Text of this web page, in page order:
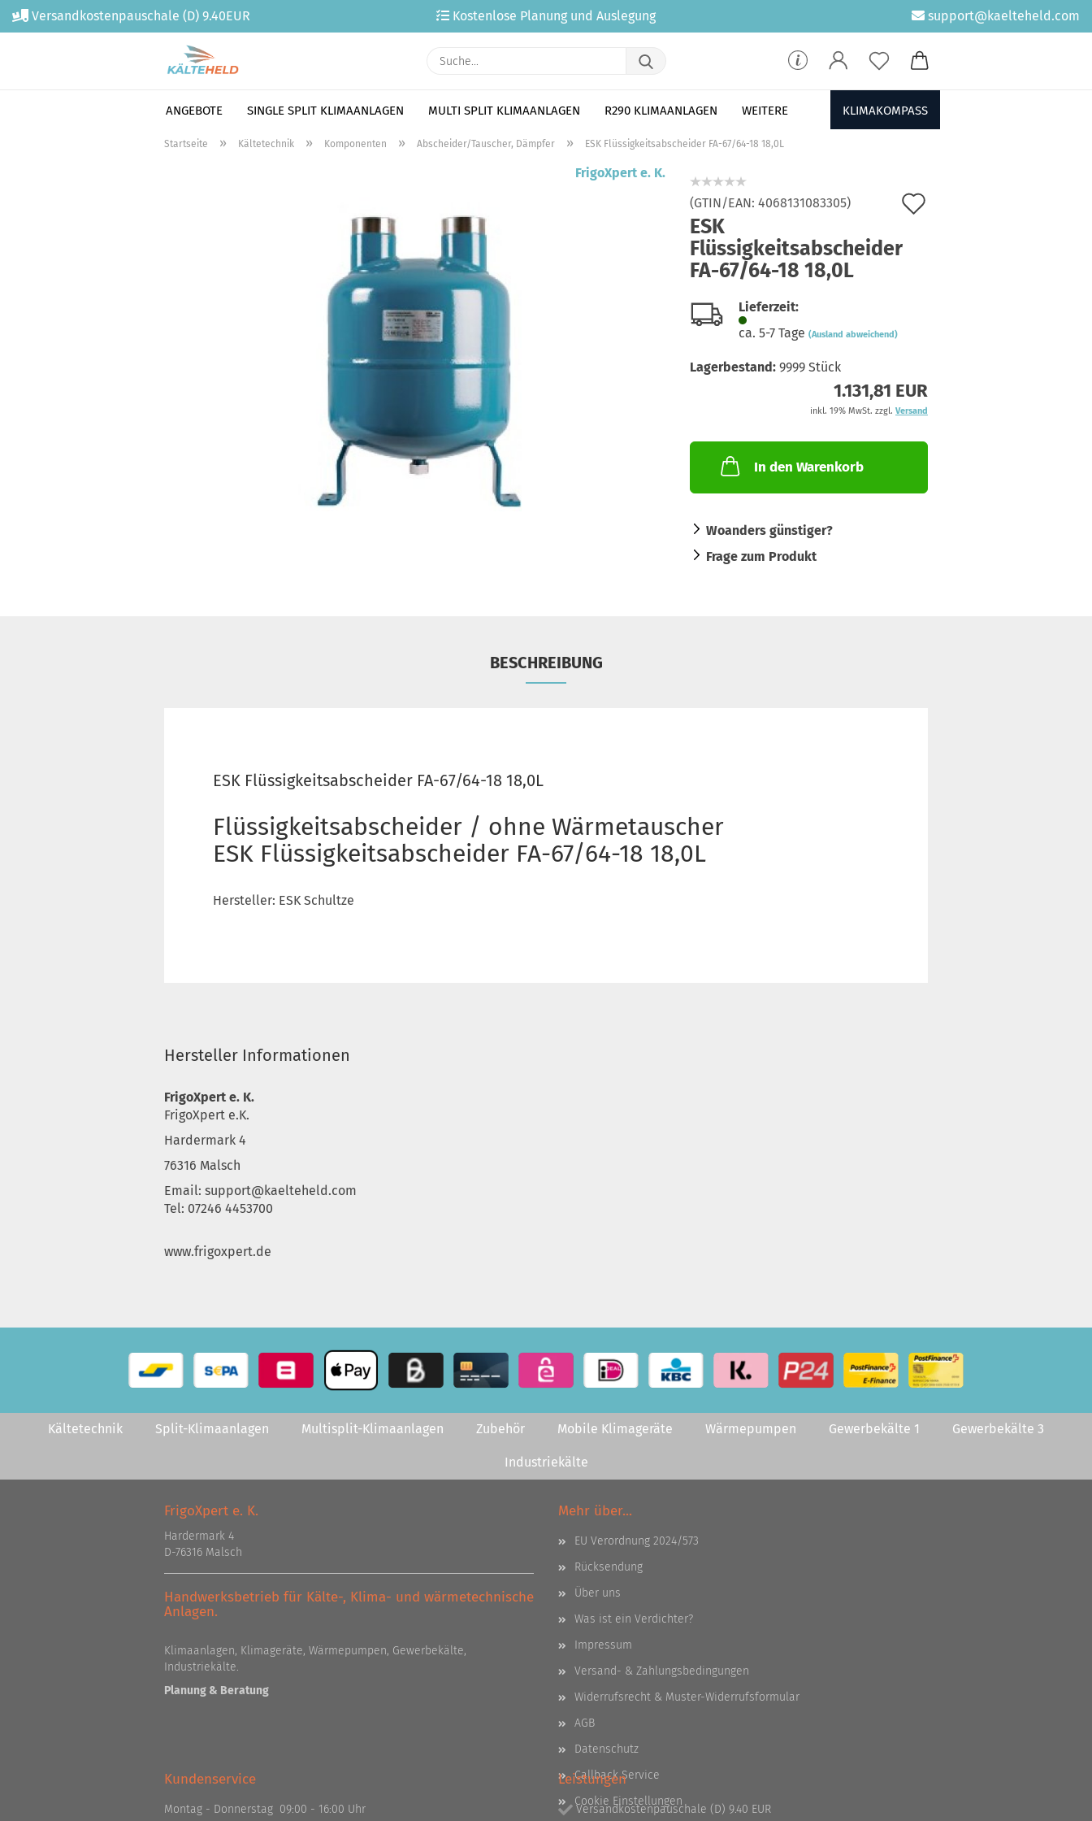
Versandkostenpauschale (D) 9.40EUR Kostenlose Planung und Auslegung support@kaelteheld.com
ANGEBOTE SINGLE SPLIT KLIMAANLAGEN MULTI SPLIT KLIMAANLAGEN R290 KLIMAANLAGEN KLIMAKOMPASS
WEITERE
Startseite » Kältetechnik » Komponenten » Abscheider/Tauscher, Dämpfer » ESK Flüssigkeitsabscheider FA-67/64-18 18,0L
FrigoXpert e. K.
(GTIN/EAN: 4068131083305)
ESK
Flüssigkeitsabscheider
FA-67/64-18 18,0L
Lieferzeit:
ca. 5-7 Tage (Ausland abweichend)
Lagerbestand: 9999 Stück
1.131,81 EUR
inkl. 19% MwSt. zzgl. Versand
In den Warenkorb
Woanders günstiger?
Frage zum Produkt
BESCHREIBUNG
ESK Flüssigkeitsabscheider FA-67/64-18 18,0L
Flüssigkeitsabscheider / ohne Wärmetauscher
ESK Flüssigkeitsabscheider FA-67/64-18 18,0L
Hersteller: ESK Schultze
Hersteller Informationen
FrigoXpert e. K.
FrigoXpert e.K.
Hardermark 4
76316 Malsch
Email: support@kaelteheld.com
Tel: 07246 4453700
www.frigoxpert.de
Kältetechnik Split-Klimaanlagen Multisplit-Klimaanlagen Zubehör Mobile Klimageräte Wärmepumpen Gewerbekälte 1 Gewerbekälte 3
Industriekälte
FrigoXpert e. K.
Hardermark 4
D-76316 Malsch
Handwerksbetrieb für Kälte-, Klima- und wärmetechnische
Anlagen.
Klimaanlagen, Klimageräte, Wärmepumpen, Gewerbekälte,
Industriekälte.
Planung & Beratung
Mehr über...
EU Verordnung 2024/573
Rücksendung
Über uns
Was ist ein Verdichter?
Impressum
Versand- & Zahlungsbedingungen
Widerrufsrecht & Muster-Widerrufsformular
AGB
Datenschutz
Callback Service
Cookie Einstellungen
Kundenservice
Montag - Donnerstag 09:00 - 16:00 Uhr
Leistungen
Versandkostenpauschale (D) 9.40 EUR